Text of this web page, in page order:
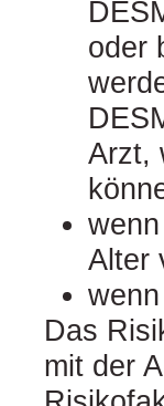
oder
Arzt,
Alter
Das
mit der